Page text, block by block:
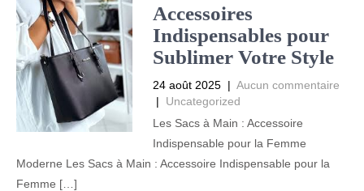
Accessoires
Indispensables pour
Sublimer Votre Style
24 août 2025 | Aucun commentaire
| Uncategorized
Les Sacs à Main : Accessoire
Indispensable pour la Femme
Moderne Les Sacs à Main : Accessoire Indispensable pour la
Femme […]